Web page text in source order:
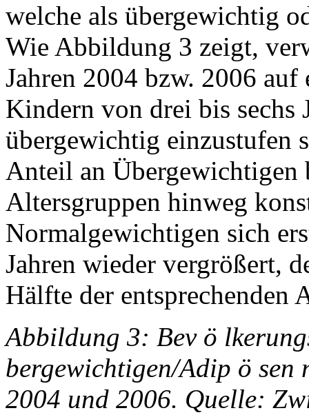
welche als übergewichtig
Wie Abbildung 3 zeigt,
Jahren 2004 bzw. 2006
Kindern von drei bis sechs
übergewichtig einzustufen
Anteil an Übergewichtigen
Altersgruppen hinweg
Normalgewichtigen sich
Jahren wieder vergrößert,
Hälfte der entsprechenden
Abbildung 3: Bev ö
bergewichtigen/Adip ö sen
2004 und 2006. Quelle: